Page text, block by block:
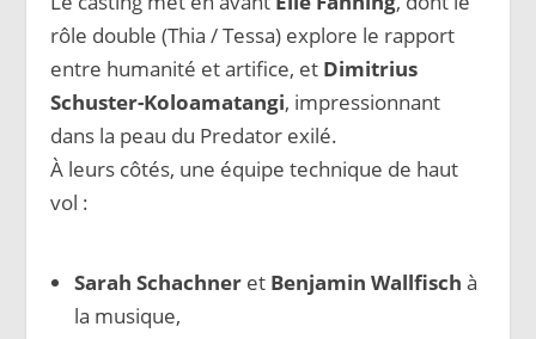
rôle double (Thia / Tessa) explore le rapport
entre humanité et artifice, et Dimitrius
Schuster-Koloamatangi, impressionnant
dans la peau du Predator exilé.
À leurs côtés, une équipe technique de haut
vol :
Sarah Schachneret Benjamin Wallfisch à
la musique,